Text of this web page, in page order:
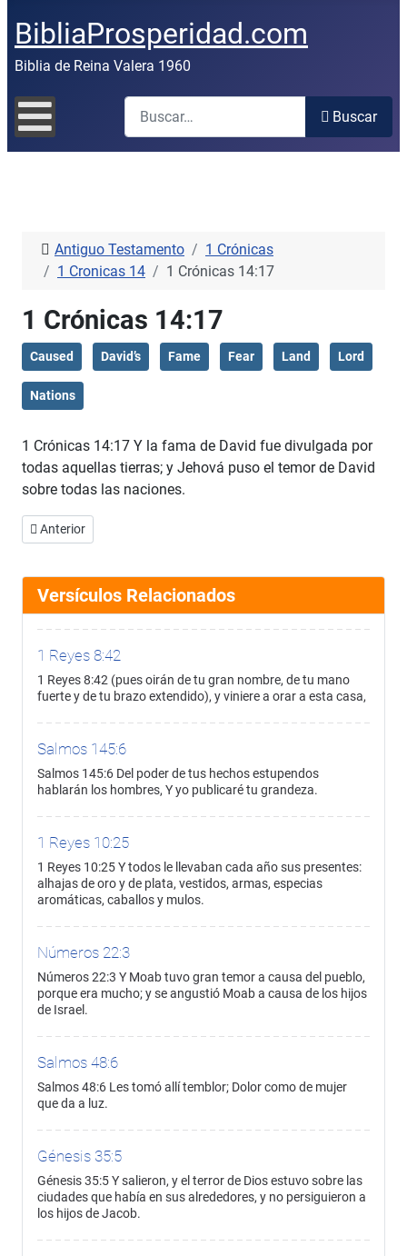
BibliaProsperidad.com
Biblia de Reina Valera 1960
Buscar
Buscar
Antiguo Testamento
1 Crónicas
1 Cronicas 14
1 Crónicas 14:17
1 Crónicas 14:17
Caused David’s Fame Fear Land Lord
Nations
1 Crónicas 14:17 Y la fama de David fue divulgada por
todas aquellas tierras; y Jehová puso el temor de David
sobre todas las naciones.
Artículo anterior: 1 Crónicas 14:16
Anterior
Versículos Relacionados
1 Reyes 8:42
1 Reyes 8:42 (pues oirán de tu gran nombre, de tu mano
fuerte y de tu brazo extendido), y viniere a orar a esta casa,
Salmos 145:6
Salmos 145:6 Del poder de tus hechos estupendos
hablarán los hombres, Y yo publicaré tu grandeza.
1 Reyes 10:25
1 Reyes 10:25 Y todos le llevaban cada año sus presentes:
alhajas de oro y de plata, vestidos, armas, especias
aromáticas, caballos y mulos.
Números 22:3
Números 22:3 Y Moab tuvo gran temor a causa del pueblo,
porque era mucho; y se angustió Moab a causa de los hijos
de Israel.
Salmos 48:6
Salmos 48:6 Les tomó allí temblor; Dolor como de mujer
que da a luz.
Génesis 35:5
Génesis 35:5 Y salieron, y el terror de Dios estuvo sobre las
ciudades que había en sus alrededores, y no persiguieron a
los hijos de Jacob.